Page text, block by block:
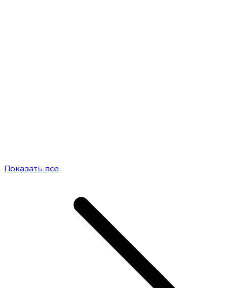
Показать все